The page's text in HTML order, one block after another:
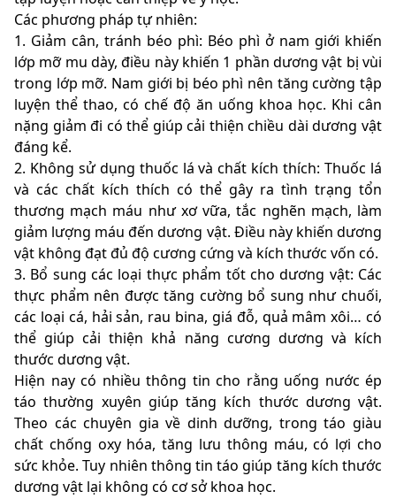
Các phương pháp tự nhiên:
1. Giảm cân, tránh béo phì: Béo phì ở nam giới khiến
lớp mỡ mu dày, điều này khiến 1 phần dương vật bị vùi
trong lớp mỡ. Nam giới bị béo phì nên tăng cường tập
luyện thể thao, có chế độ ăn uống khoa học. Khi cân
nặng giảm đi có thể giúp cải thiện chiều dài dương vật
đáng kể.
2. Không sử dụng thuốc lá và chất kích thích: Thuốc lá
và các chất kích thích có thể gây ra tình trạng tổn
thương mạch máu như xơ vữa, tắc nghẽn mạch, làm
giảm lượng máu đến dương vật. Điều này khiến dương
vật không đạt đủ độ cương cứng và kích thước vốn có.
3. Bổ sung các loại thực phẩm tốt cho dương vật: Các
thực phẩm nên được tăng cường bổ sung như chuối,
các loại cá, hải sản, rau bina, giá đỗ, quả mâm xôi… có
thể giúp cải thiện khả năng cương dương và kích
thước dương vật.
Hiện nay có nhiều thông tin cho rằng uống nước ép
táo thường xuyên giúp tăng kích thước dương vật.
Theo các chuyên gia về dinh dưỡng, trong táo giàu
chất chống oxy hóa, tăng lưu thông máu, có lợi cho
sức khỏe. Tuy nhiên thông tin táo giúp tăng kích thước
dương vật lại không có cơ sở khoa học.